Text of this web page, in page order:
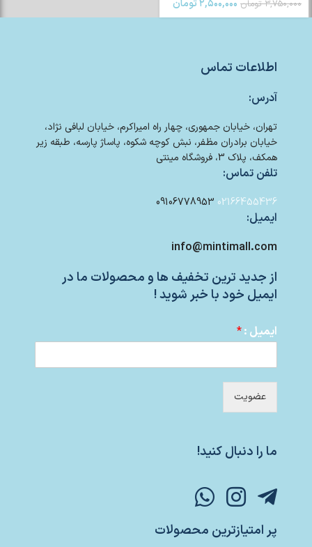
۳,۷۵۰,۰۰۰ تومان ۲,۵۰۰,۰۰۰تومان
اطلاعات تماس
آدرس:
تهران، خیابان جمهوری، چهار راه امیراکرم، خیابان لبافی نژاد،
خیابان برادران مظفر، نبش کوچه شکوه، پاساژ پارسه، طبقه زیر
همکف، پلاک 3، فروشگاه مینتی
تلفن تماس:
02166455436
09106778953
ایمیل:
info@mintimall.com
از جدید ترین تخفیف ها و محصولات ما در
ایمیل خود با خبر شوید !
ایمیل :*
عضویت
ما را دنبال کنید!
پر امتیازترین محصولات